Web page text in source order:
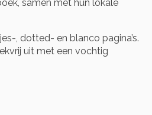
samen met hun lokale
, dotted- en blanco pagina’s.
uit met een vochtig